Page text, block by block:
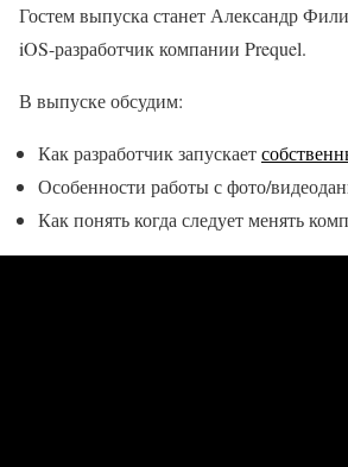
Гостем выпуска станет Александр
iOS-разработчик компании Prequel.
В выпуске обсудим:
Как разработчик запускает
Особенности работы с фото/
Как понять когда следует менять